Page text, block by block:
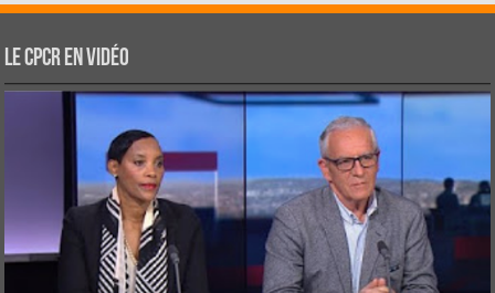
Le CPCR en vidéo